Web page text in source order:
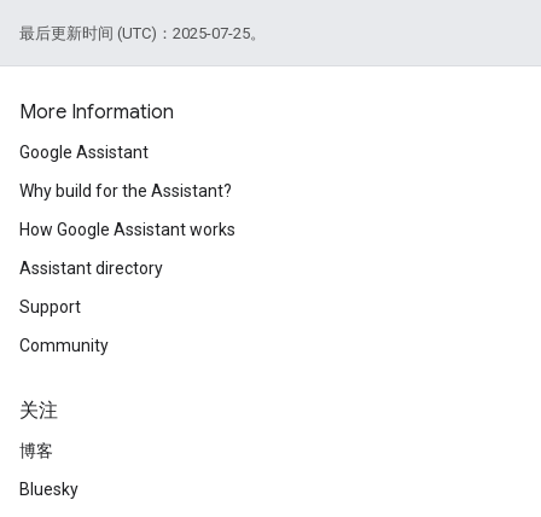
最后更新时间 (UTC)：2025-07-25。
More Information
Google Assistant
Why build for the Assistant?
How Google Assistant works
Assistant directory
Support
Community
关注
博客
Bluesky